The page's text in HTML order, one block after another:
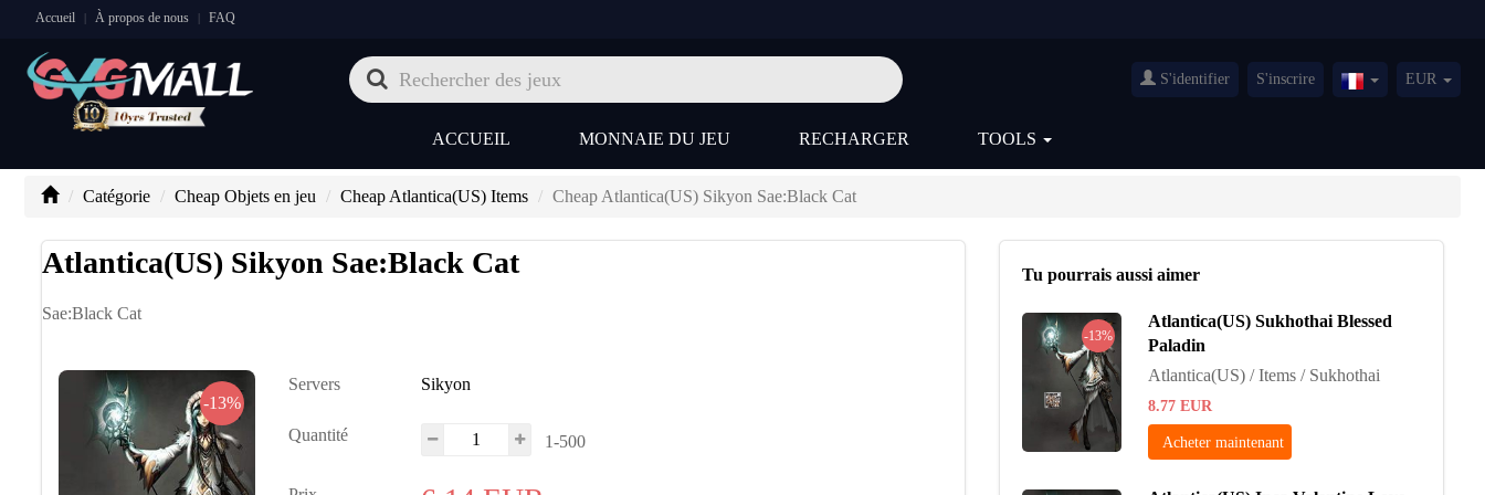
Accueil | À propos de nous | FAQ
S'identifier S'inscrire France(Français)
EUR
ACCUEIL MONNAIE DU JEU RECHARGER TOOLS
Catégorie Cheap Objets en jeu Cheap Atlantica(US) Items Cheap Atlantica(US) Sikyon Sae:Black Cat
Atlantica(US) Sikyon Sae:Black Cat
Sae:Black Cat
-13%
Servers Sikyon
Quantité 1-500
Tu pourrais aussi aimer
-13%
Atlantica(US) Sukhothai Blessed
Paladin
Atlantica(US) / Items / Sukhothai
8.77 EUR
Acheter maintenant